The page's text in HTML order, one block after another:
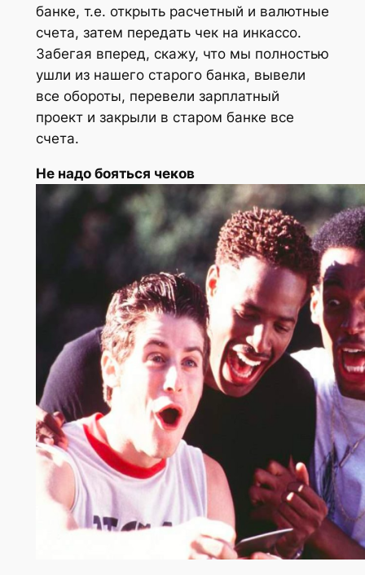
банке, т.е. открыть расчетный и валютные
счета, затем передать чек на инкассо.
Забегая вперед, скажу, что мы полностью
ушли из нашего старого банка, вывели
все обороты, перевели зарплатный
проект и закрыли в старом банке все
счета.
Не надо бояться чеков